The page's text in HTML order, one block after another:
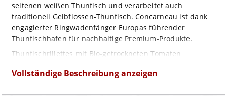
seltenen weißen Thunfisch und verarbeitet auch
traditionell Gelbflossen-Thunfisch. Concarneau ist dank
engagierter Ringwadenfänger Europas führender
Thunfischhafen für nachhaltige Premium-Produkte.
Thunfischrillettes mit Bio-getrockneten Tomaten
Tomaten. Diese delikate Mischung verbindet milden
Vollständige Beschreibung anzeigen